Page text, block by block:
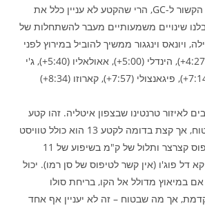
בשנים האחרונות. בכל הקשור ל-GC, הרי שהקטע לא עניין כלל את
שינויים משמעותיים מעבר להשתחלות של
ויונאס וינגגור ממשיך להוביל במירוץ לפני
גאל (4:03+), ארנסמן (4:27+), הינדלי (5:00+), אאולאליו (5:40+), ג'י
ווסט (7:09+), סטורר (7:14+), פיגאנצולי (7:57+), קארוזו (8:34+)
לאיזור טרנטינו שבצפון איטליה. זהו קטע
גבעי קלות עם סיום שטוח, אך קצת בדומה לקטע 13 הוא כולל טוויסט
ממש לפני הסיום – טיפוס קצרצר ותלול של ק"מ בשיפוע של 11
דל פוג'ו (אין קשר לטיפוס של סן רמו). יכול
במיאוץ מדולל אל הקו, בריחת סולו
אך מה שבטוח – זה לא יעניין אף אחד